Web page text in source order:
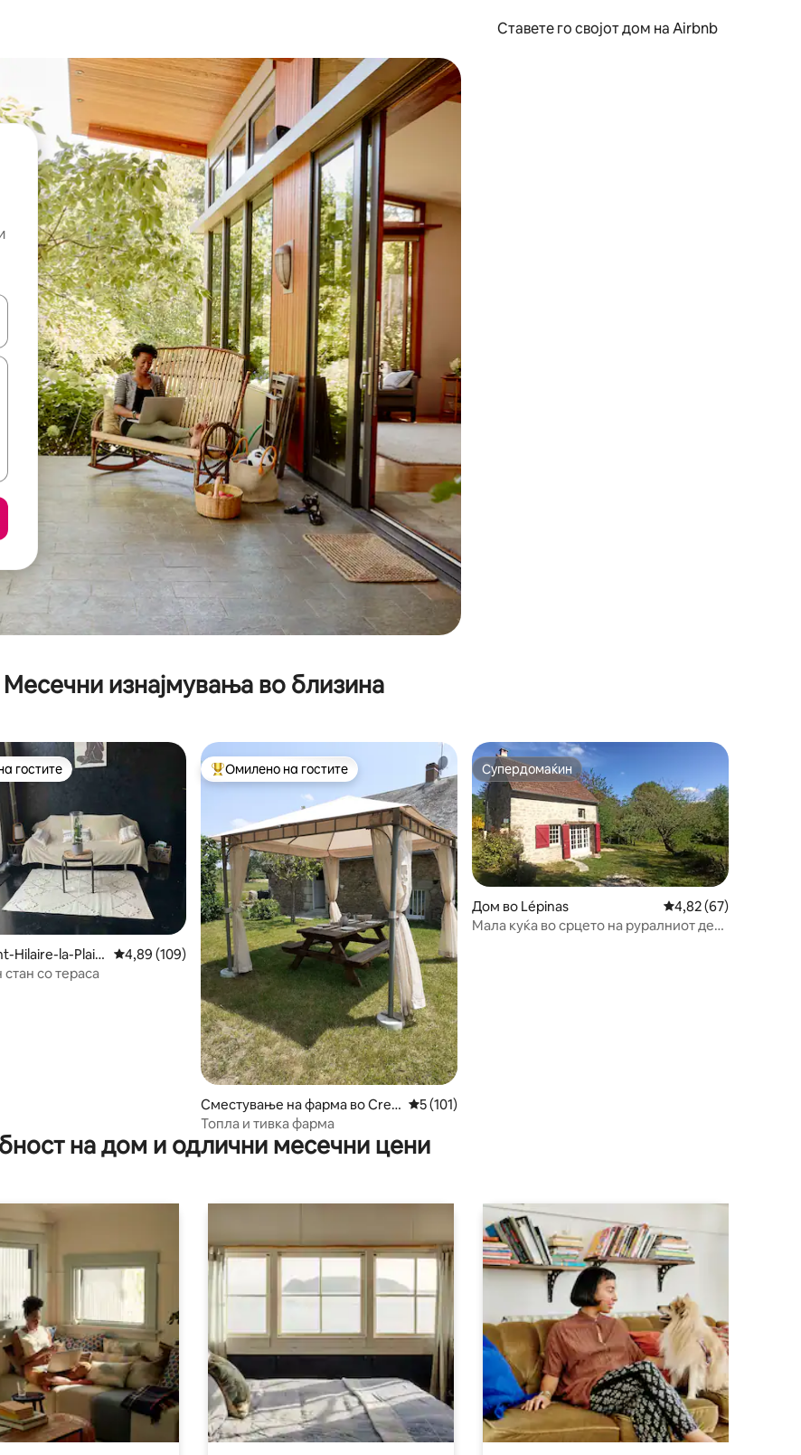
Ставете го својот дом на Airbnb
со стрелки нагоре и надолу или истражувајте со допирање или со лизгање.
Месечни изнајмувања во близина
5, 84 рецензии
гостите
гостите
Hilaire-la-Plain
Просечна оцена: 4,89 од 5, 109 рецензии
4,89 (109)
со тераса
Меѓу најуспешните „Омилени на гостите“
Омилено на гостите
Сместување на фарма во Cres
sat
Просечна оцена: 5 од 5, 101 рецензии
5 (101)
Топла и тивка фарма
Супердомаќин
Супердомаќин
Дом во Lépinas Просечна оцена:
4,82 (67)
Мала куќа во срцето на руралниот дел
на дом и одлични месечни цени